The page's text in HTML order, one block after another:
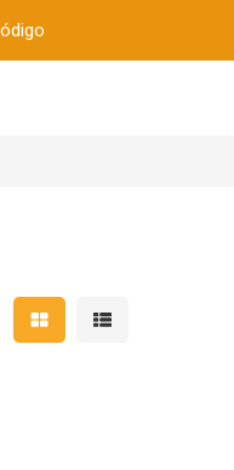
Mostrar resultados em
Mostrar